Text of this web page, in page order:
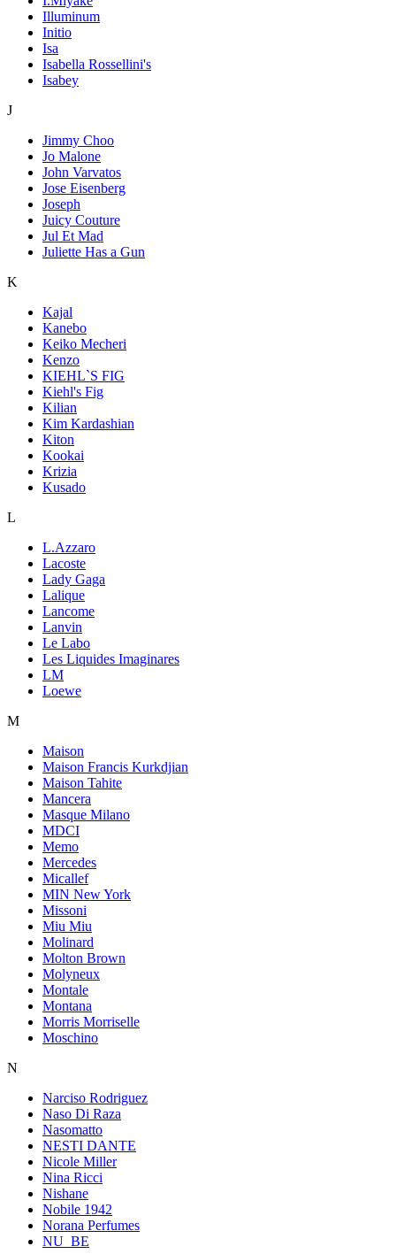
Illuminum
Initio
Isa
Isabella Rossellini's
Isabey
J
Jimmy Choo
Jo Malone
John Varvatos
Jose Eisenberg
Joseph
Juicy Couture
Jul Et Mad
Juliette Has a Gun
K
Kajal
Kanebo
Keiko Mecheri
Kenzo
KIEHL`S FIG
Kiehl's Fig
Kilian
Kim Kardashian
Kiton
Kookai
Krizia
Kusado
L
L.Azzaro
Lacoste
Lady Gaga
Lalique
Lancome
Lanvin
Le Labo
Les Liquides Imaginares
LM
Loewe
M
Maison
Maison Francis Kurkdjian
Maison Tahite
Mancera
Masque Milano
MDCI
Memo
Mercedes
Micallef
MIN New York
Missoni
Miu Miu
Molinard
Molton Brown
Molyneux
Montale
Montana
Morris Morriselle
Moschino
N
Narciso Rodriguez
Naso Di Raza
Nasomatto
NESTI DANTE
Nicole Miller
Nina Ricci
Nishane
Nobile 1942
Norana Perfumes
NU_BE